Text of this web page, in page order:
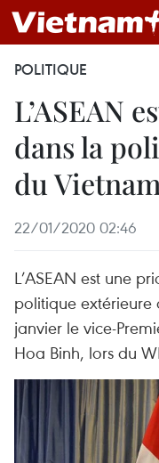
POLITIQUE
L’ASEAN
dans la
du Vietnam
22/01/2020 02:46
L’ASEAN est une
politique extérieure
janvier le vice-
Hoa Binh, lors du